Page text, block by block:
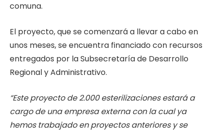
comuna.
El proyecto, que se comenzará a llevar a cabo en
unos meses, se encuentra financiado con recursos
entregados por la Subsecretaría de Desarrollo
Regional y Administrativo.
“Este proyecto de 2.000 esterilizaciones estará a
cargo de una empresa externa con la cual ya
hemos trabajado en proyectos anteriores y se